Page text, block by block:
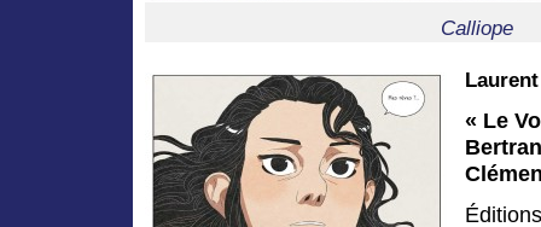
Calliope
« Le